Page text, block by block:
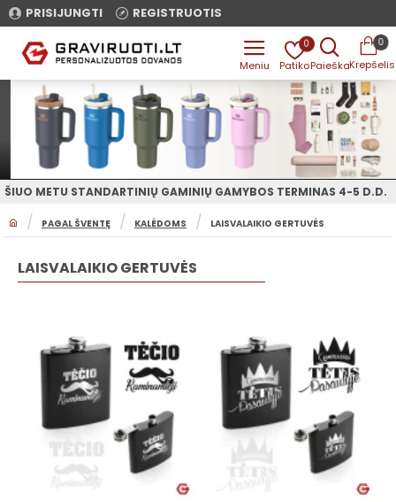
PRISIJUNGTI REGISTRUOTIS
0 0
O
PAGAL ŠVENTĘ KALĖDOMS LAISVALAIKIO GERTUVĖS
ŠIUO METU STANDARTINIŲ GAMINIŲ GAMYBOS TERMINAS 4-5 D.D.
LAISVALAIKIO GERTUVĖS